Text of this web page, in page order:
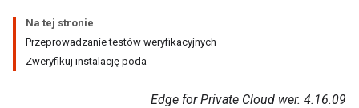
Na tej stronie
Przeprowadzanie testów weryfikacyjnych
Zweryfikuj instalację poda
Edge for Private Cloud wer. 4.16.09